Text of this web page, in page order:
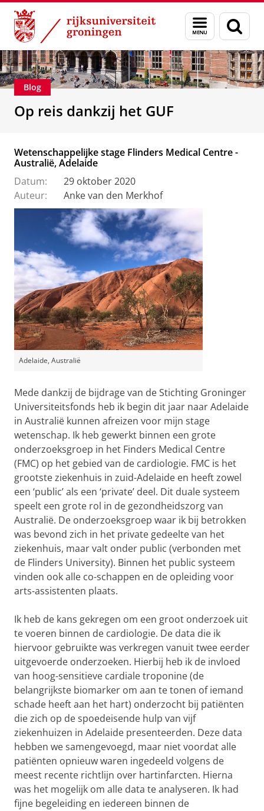
Skip
Content
Skip
Navigation
Menu
en
zoeken
Alumni Stichting Groninger Universiteitsfonds
Blog
Op reis dankzij het GUF
Wetenschappelijke stage Flinders Medical Centre -
Australië, Adelaide
Datum:
29 oktober 2020
Auteur:
Anke van den Merkhof
Adelaide, Australië
Mede dankzij de bijdrage van de Stichting Groninger
Universiteitsfonds heb ik begin dit jaar naar Adelaide
in Australië kunnen afreizen voor mijn stage
wetenschap. Ik heb gewerkt binnen een grote
onderzoeksgroep in het Finders Medical Centre
(FMC) op het gebied van de cardiologie. FMC is het
grootste ziekenhuis in zuid-Adelaide en heeft zowel
een ‘public’ als een ‘private’ deel. Dit duale systeem
speelt een grote rol in de gezondheidszorg van
Australië. De onderzoeksgroep waar ik bij betrokken
was bevond zich in het private gedeelte van het
ziekenhuis, maar valt onder public (verbonden met
de Flinders University). Binnen het public systeem
vinden ook alle co-schappen en de opleiding voor
arts-assistenten plaats.
Ik heb de kans gekregen om een groot onderzoek uit
te voeren binnen de cardiologie. De data die ik
hiervoor gebruikte was verkregen vanuit twee eerder
uitgevoerde onderzoeken. Hierbij heb ik de invloed
van hoog-sensitieve cardiale troponine (de
belangrijkste biomarker om aan te tonen of iemand
schade heeft aan het hart) onderzocht bij patiënten
die zich op de spoedeisende hulp van vijf
ziekenhuizen in Adelaide presenteerden. Deze data
hebben we samengevoegd, maar niet voordat alle
patiënten opnieuw waren ingedeeld volgens de
meest recente richtlijn over hartinfarcten. Hierna
was het mogelijk om alle data te analyseren. Ik had
fijne begeleiding en iedereen binnen de